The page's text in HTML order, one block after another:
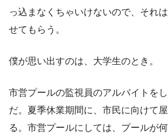
っ込まなくちゃいけないので、それ
せてもらう。
僕が思い出すのは、大学生のとき。
市営プールの監視員のアルバイトを
だ。夏季休業期間に、市民に向けて
る。市営プールにしては、プールが